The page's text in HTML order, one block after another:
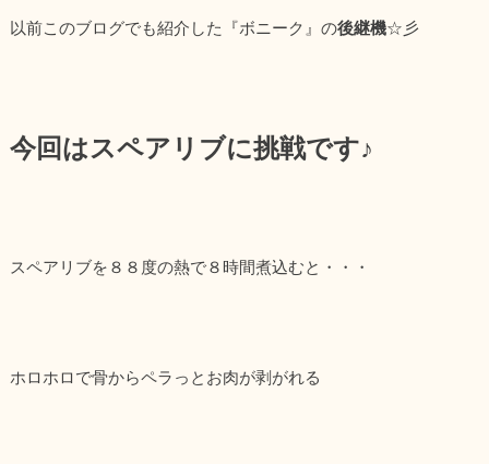
以前このブログでも紹介した『ボニーク』の後継機☆彡
今回はスペアリブに挑戦です♪
スペアリブを８８度の熱で８時間煮込むと・・・
ホロホロで骨からペラっとお肉が剥がれる